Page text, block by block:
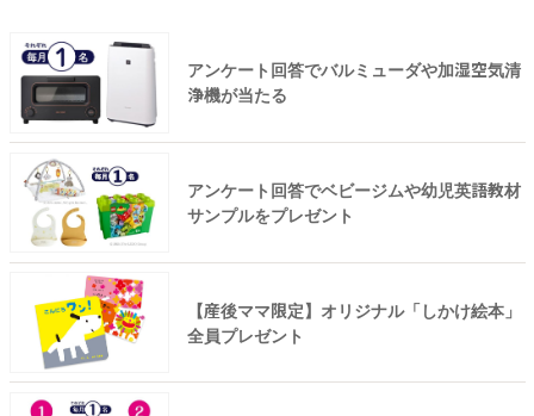
アンケート回答でバルミューダや加湿空気清
浄機が当たる
アンケート回答でベビージムや幼児英語教材
サンプルをプレゼント
【産後ママ限定】オリジナル「しかけ絵本」
全員プレゼント